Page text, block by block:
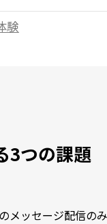
験
3つの課題
ッセージ配信の